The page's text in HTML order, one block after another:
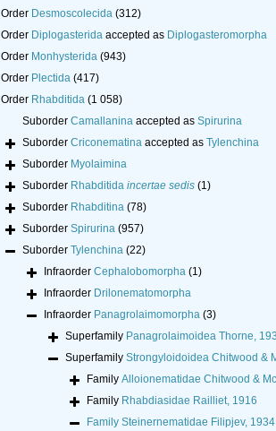
Order Desmoscolecida (312)
Order Diplogasteridaaccepted as Diplogasteromorpha
Order Monhysterida (943)
Order Plectida (417)
Order Rhabditida (1 058)
Suborder Camallaninaaccepted as Spirurina
Suborder Criconematinaaccepted as Tylenchina
Suborder Myolaimina
Suborder Rhabditida incertae sedis (1)
Suborder Rhabditina (78)
Suborder Spirurina (957)
Suborder Tylenchina (22)
Infraorder Cephalobomorpha (1)
Infraorder Drilonematomorpha
Infraorder Panagrolaimomorpha (3)
Superfamily Panagrolaimoidea Thorne,
Superfamily Strongyloidoidea Chitwood &
Family Alloionematidae Chitwood &
Family Rhabdiasidae Railliet, 1916
Family Steinernematidae Filipjev, 1934